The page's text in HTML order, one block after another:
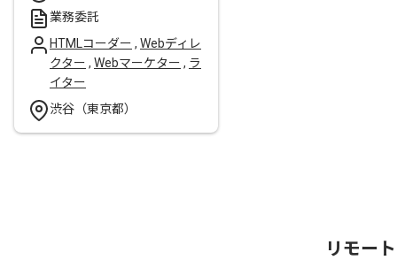
業務委託
HTMLコーダー , Webディレ
クター , Webマーケター , ラ
イター
渋谷（東京都）
リモー